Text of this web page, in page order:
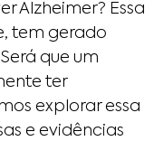
Alzheimer? Essa
tem gerado
que um
ter
explorar essa
e evidências